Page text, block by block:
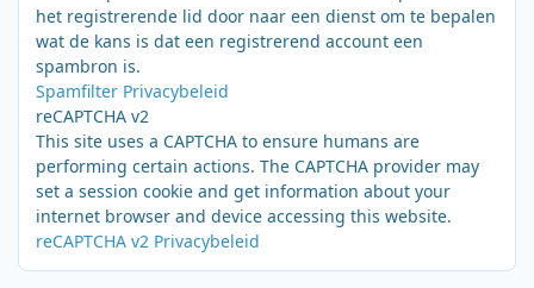
het registrerende lid door naar een dienst om te bepalen
wat de kans is dat een registrerend account een
spambron is.
Spamfilter Privacybeleid
reCAPTCHA v2
This site uses a CAPTCHA to ensure humans are
performing certain actions. The CAPTCHA provider may
set a session cookie and get information about your
internet browser and device accessing this website.
reCAPTCHA v2 Privacybeleid